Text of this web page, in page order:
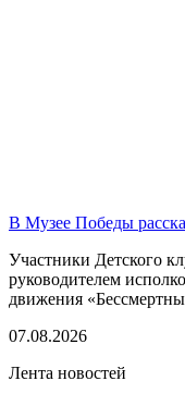
В Музее Победы
Участники Детского
руководителем
движения
07.08.2026
Лента новостей